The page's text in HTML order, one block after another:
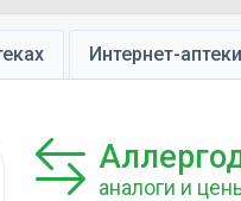
Интернет-аптеки
аналоги и